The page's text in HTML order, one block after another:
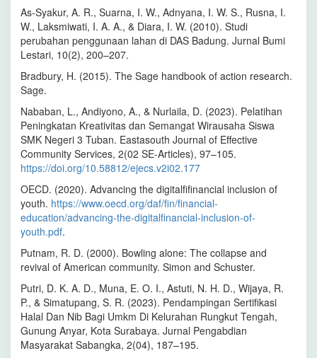
As-Syakur, A. R., Suarna, I. W., Adnyana, I. W. S., Rusna, I.
W., Laksmiwati, I. A. A., & Diara, I. W. (2010). Studi
perubahan penggunaan lahan di DAS Badung. Jurnal Bumi
Lestari, 10(2), 200–207.
Bradbury, H. (2015). The Sage handbook of action research.
Sage.
Nababan, L., Andiyono, A., & Nurlaila, D. (2023). Pelatihan
Peningkatan Kreativitas dan Semangat Wirausaha Siswa
SMK Negeri 3 Tuban. Eastasouth Journal of Effective
Community Services, 2(02 SE-Articles), 97–105.
https://doi.org/10.58812/ejecs.v2i02.177
OECD. (2020). Advancing the digitalfifinancial inclusion of
youth. https://www.oecd.org/daf/fin/financial-
education/advancing-the-digitalfinancial-inclusion-of-
youth.pdf.
Putnam, R. D. (2000). Bowling alone: The collapse and
revival of American community. Simon and Schuster.
Putri, D. K. A. D., Muna, E. O. I., Astuti, N. H. D., Wijaya, R.
P., & Simatupang, S. R. (2023). Pendampingan Sertifikasi
Halal Dan Nib Bagi Umkm Di Kelurahan Rungkut Tengah,
Gunung Anyar, Kota Surabaya. Jurnal Pengabdian
Masyarakat Sabangka, 2(04), 187–195.